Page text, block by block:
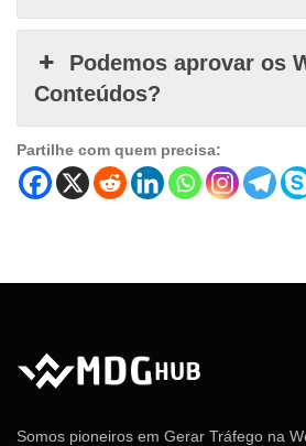
Podemos aprovar os
Conteúdos?
Partilhe com quem precisa:
Somos pioneiros em Gerar Tráfego na